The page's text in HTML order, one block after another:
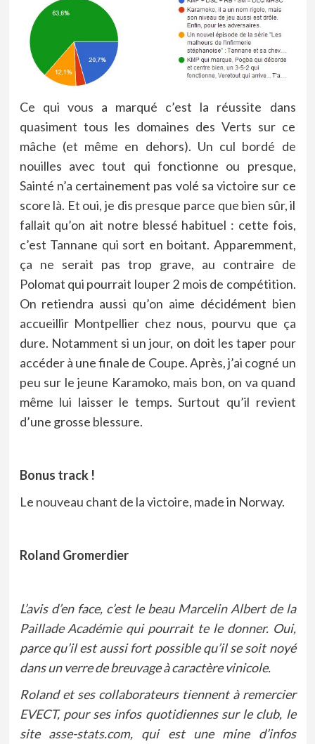
Ce qui vous a marqué c’est la réussite dans
quasiment tous les domaines des Verts sur ce
mâche (et même en dehors). Un cul bordé de
nouilles avec tout qui fonctionne ou presque,
Sainté n’a certainement pas volé sa victoire sur ce
score là. Et oui, je dis presque parce que bien sûr, il
fallait qu’on ait notre blessé habituel : cette fois,
c’est Tannane qui sort en boitant. Apparemment,
ça ne serait pas trop grave, au contraire de
Polomat qui pourrait louper 2 mois de compétition.
On retiendra aussi qu’on aime décidément bien
accueillir Montpellier chez nous, pourvu que ça
dure. Notamment si un jour, on doit les taper pour
accéder à une finale de Coupe. Après, j’ai cogné un
peu sur le jeune Karamoko, mais bon, on va quand
même lui laisser le temps. Surtout qu’il revient
d’une grosse blessure.
Bonus track !
Le nouveau chant de la victoire, made in Norway.
Roland Gromerdier
L’avis d’en face, c’est le beau Marcelin Albert de la
Paillade Académiequi pourrait te le donner. Oui,
parce qu’il est aussi fort possible qu’il se soit noyé
dans un verre de breuvage à caractère vinicole.
Roland et ses collaborateurs tiennent à remercier
EVECT, pour ses infos quotidiennes sur le club, le
site asse-stats.com, qui est une mine d’infos